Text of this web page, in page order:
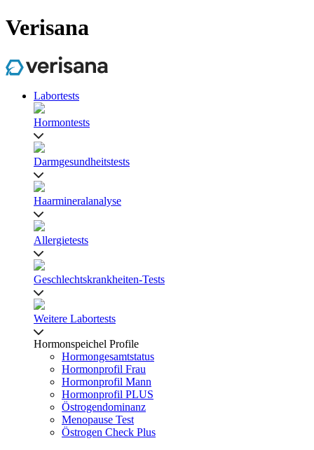
Verisana
Labortests
Hormontests
Darmgesundheitstests
Haarmineralanalyse
Allergietests
Geschlechtskrankheiten-Tests
Weitere Labortests
Hormonspeichel Profile
Hormongesamtstatus
Hormonprofil Frau
Hormonprofil Mann
Hormonprofil PLUS
Östrogendominanz
Menopause Test
Östrogen Check Plus